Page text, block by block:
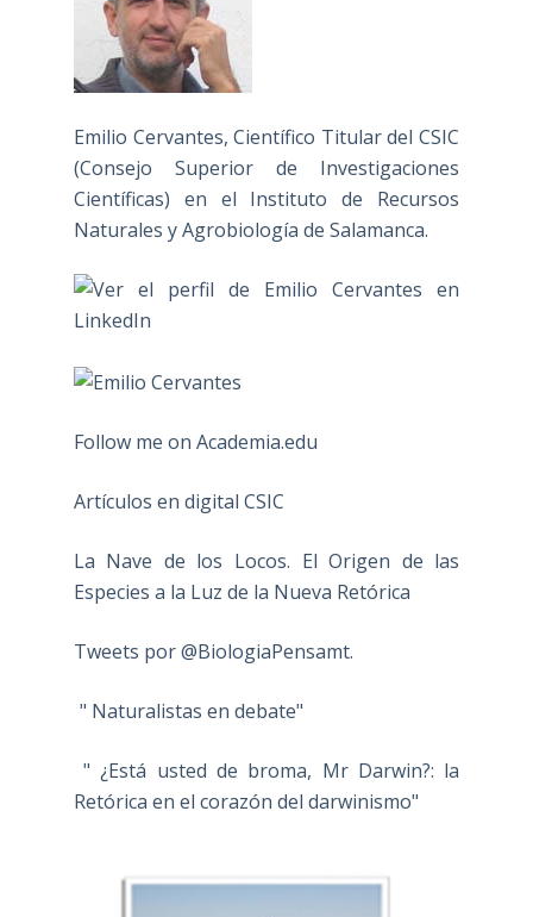
Emilio Cervantes, Científico Titular del CSIC
(Consejo Superior de Investigaciones
Científicas) en el Instituto de Recursos
Naturales y Agrobiología de Salamanca.
Follow me on Academia.edu
Artículos en digital CSIC
La Nave de los Locos. El Origen de las
Especies a la Luz de la Nueva Retórica
Tweets por @BiologiaPensamt.
" Naturalistas en debate"
" ¿Está usted de broma, Mr Darwin?: la
Retórica en el corazón del darwinismo"